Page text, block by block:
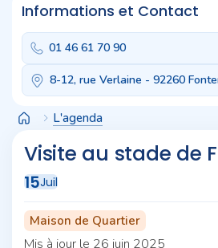
Informations et Contact
01 46 61 70 90
8-12, rue Verlaine - 92260
L'agenda
Visite au stade de
15Juil
Maison de Quartier
Mis à jour le 26 juin 2025